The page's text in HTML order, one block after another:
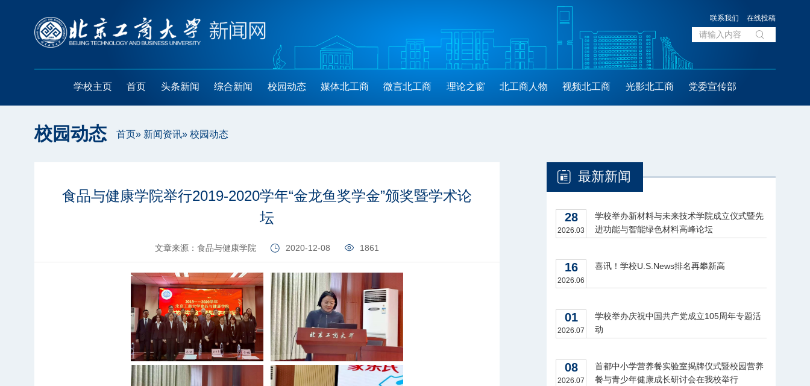
在线投稿
联系我们
学校主页 首页 头条新闻 综合新闻 校园动态 媒体北工商 微言北工商 理论之窗 北工商人物 视频北工商 光影北工商 党委宣传部
校园动态 首页» 新闻资讯» 校园动态
食品与健康学院举行2019-2020学年“金龙鱼奖学金”颁奖暨学术论
坛
文章来源：食品与健康学院 2020-12-08 1861
最新新闻
28
2026.03
学校举办新材料与未来技术学院成立仪式暨先
进功能与智能绿色材料高峰论坛
16
2026.06
喜讯！学校U.S.News排名再攀新高
01
2026.07
学校举办庆祝中国共产党成立105周年专题活
动
08
2026.07
首都中小学营养餐实验室揭牌仪式暨校园营养
餐与青少年健康成长研讨会在我校举行